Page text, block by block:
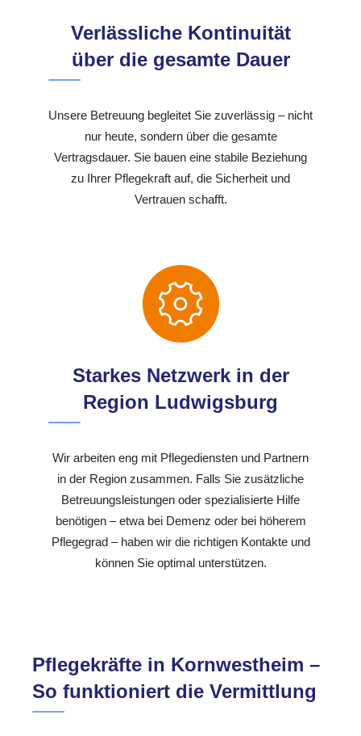
Verlässliche Kontinuität
über die gesamte Dauer
Unsere Betreuung begleitet Sie zuverlässig – nicht
nur heute, sondern über die gesamte
Vertragsdauer. Sie bauen eine stabile Beziehung
zu Ihrer Pflegekraft auf, die Sicherheit und
Vertrauen schafft.
Starkes Netzwerk in der
Region Ludwigsburg
Wir arbeiten eng mit Pflegediensten und Partnern
in der Region zusammen. Falls Sie zusätzliche
Betreuungsleistungen oder spezialisierte Hilfe
benötigen – etwa bei Demenz oder bei höherem
Pflegegrad – haben wir die richtigen Kontakte und
können Sie optimal unterstützen.
Pflegekräfte in Kornwestheim –
So funktioniert die Vermittlung